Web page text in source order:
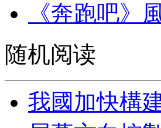
《奔跑吧》
随机阅读
我國加快構